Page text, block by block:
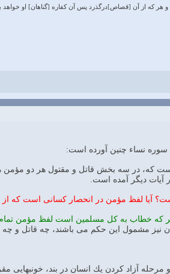
هر كه از آن [قصاص]درگذرد پس آن كفاره [گناهان] او خواهد
كه، در سه بخش قاتل و مقتول هر دو مؤمن
آيات ديگر آمده است.
آيا لفظ مؤمن در انحصار كسانى است كه از
ديگر كه خطاب به كل مسلمين است لفظ مؤمن
نيز مشمول اين حكم مى باشند، چه قاتل و
آزاد كردن يك انسان در بند،